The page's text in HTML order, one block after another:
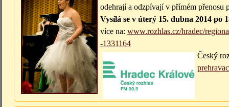
odehrají a odzpívají v přímém přenosu
Vysílá se v úterý 15. dubna 2014 po
více na: www.rozhlas.cz/hradec/
-1331164
Český